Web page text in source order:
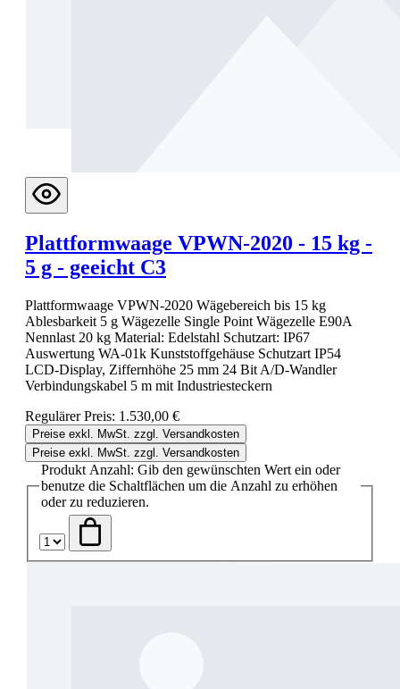
Plattformwaage VPWN-2020 - 15 kg -
5 g - geeicht C3
Plattformwaage VPWN-2020 Wägebereich bis 15 kg
Ablesbarkeit 5 g Wägezelle Single Point Wägezelle E90A
Nennlast 20 kg Material: Edelstahl Schutzart: IP67
Auswertung WA-01k Kunststoffgehäuse Schutzart IP54
LCD-Display, Ziffernhöhe 25 mm 24 Bit A/D-Wandler
Verbindungskabel 5 m mit Industriesteckern
Regulärer Preis: 1.530,00 €
Preise exkl. MwSt. zzgl. Versandkosten
Preise exkl. MwSt. zzgl. Versandkosten
Produkt Anzahl: Gib den gewünschten Wert ein oder
benutze die Schaltflächen um die Anzahl zu erhöhen
oder zu reduzieren.